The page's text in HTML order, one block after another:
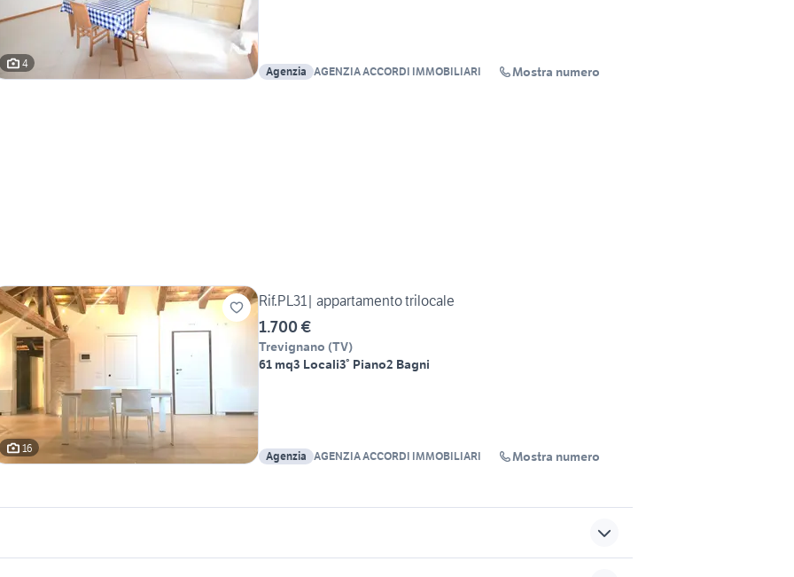
4
Agenzia AGENZIA ACCORDI IMMOBILIARI Mostra numero
16
Rif.PL31| appartamento trilocale
1.700 €
Trevignano (TV)
61 mq3 Locali3° Piano2 Bagni
Agenzia AGENZIA ACCORDI IMMOBILIARI Mostra numero